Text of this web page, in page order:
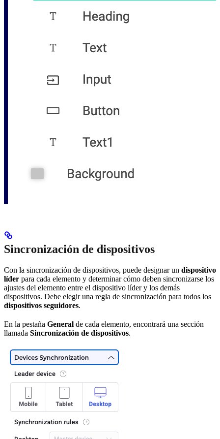
Sincronización de dispositivos
Con la sincronización de dispositivos, puede designar un dispositivo
líder para cada elemento y determinar cómo deben sincronizarse los
ajustes del elemento entre el dispositivo líder y los demás
dispositivos. Debe elegir una regla de sincronización para todos los
dispositivos seguidores.
En la pestaña General de cada elemento, encontrará una sección
llamada Sincronización de dispositivos.